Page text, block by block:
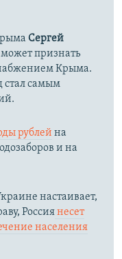
Сергей
признать
Крыма.
стал самым
рублей на
и на
настаивает,
Россиянесет
населения